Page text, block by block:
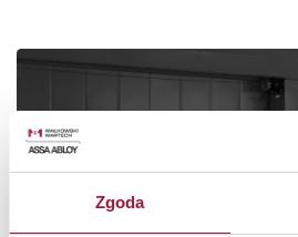
Zgoda
Skorzystaj z
naszego